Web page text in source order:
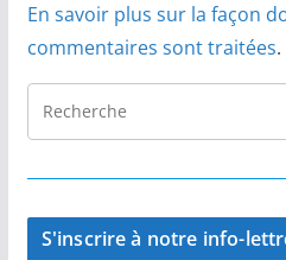
En savoir plus sur la façon
commentaires sont traitées.
S'inscrire à notre info-